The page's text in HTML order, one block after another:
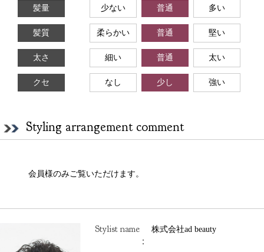
髪量 少ない 普通 多い
髪質 柔らかい 普通 堅い
太さ 細い 普通 太い
クセ なし 少し 強い
Styling arrangement comment
会員様のみご覧いただけます。
Stylist name
：
株式会社ad beauty